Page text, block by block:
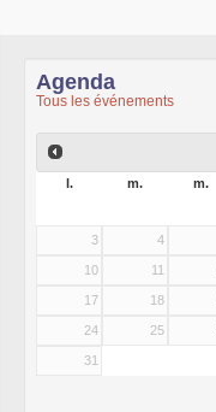
Agenda
Tous les événements
l. m. m.
3 4
10 11
17 18
24 25
31